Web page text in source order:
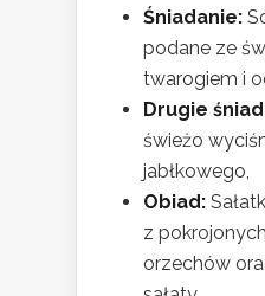
Śniadanie:
podane ze
twarogiem i
Drugie
świeżo
jabłkowego,
Obiad:
z
orzechów